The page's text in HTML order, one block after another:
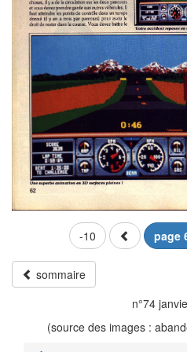
-10 page
sommaire
n°74
(source des images :